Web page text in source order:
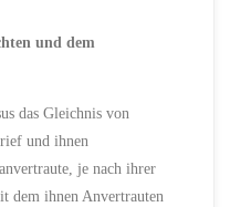
und dem
das Gleichnis von
und ihnen
je nach ihrer
dem ihnen Anvertrauten